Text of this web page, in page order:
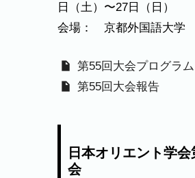
日（土）〜27日（日）
会場： 京都外国語大学
第55回大会プログラム
第55回大会報告
日本オリエント学
会